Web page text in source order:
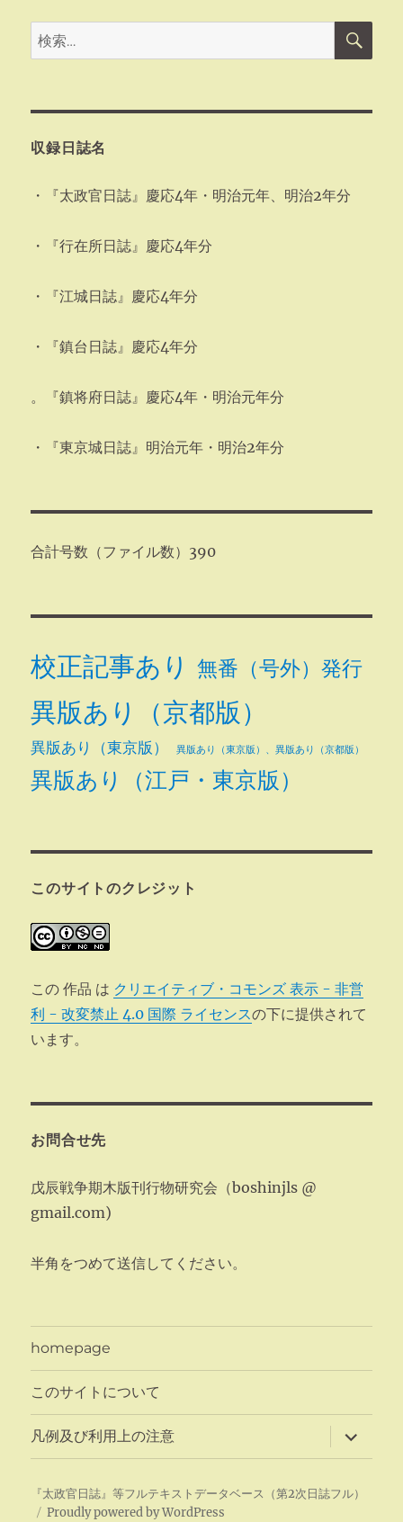
検
索:
検
収録日誌名
・『太政官日誌』慶応4年・明治元年、明治2年分
・『行在所日誌』慶応4年分
・『江城日誌』慶応4年分
・『鎮台日誌』慶応4年分
。『鎮将府日誌』慶応4年・明治元年分
・『東京城日誌』明治元年・明治2年分
合計号数（ファイル数）390
校正記事あり 無番（号外）発行
異版あり（京都版）
異版あり（東京版） 異版あり（東京版）、異版あり（京都版）
異版あり（江戸・東京版）
このサイトのクレジット
この 作品 は クリエイティブ・コモンズ 表示 - 非営
利 - 改変禁止 4.0 国際 ライセンスの下に提供されて
います。
お問合せ先
戊辰戦争期木版刊行物研究会（boshinjls @
gmail.com)
半角をつめて送信してください。
homepage
このサイトについて
凡例及び利用上の注意
サ
ブ
メ
ュ
ー
『太政官日誌』等フルテキストデータベース（第2次日誌フル）
Proudly powered by WordPress